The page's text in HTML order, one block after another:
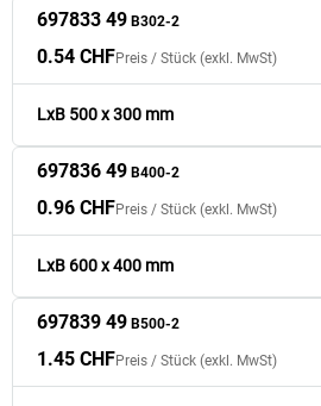
697833 49 B302-2
0.54 CHF
697839 49 B500-2
1.45 CHF
697842 49 B601-2 600
2.19 CHF
B602-2
2.49 CHF
B111-2
5.39 CHF
697833 49 B302-2
0.54 CHFPreis / Stück (exkl. MwSt)
LxB 500 x 300 mm
697836 49 B400-2
0.96 CHFPreis / Stück (exkl. MwSt)
LxB 600 x 400 mm
697839 49 B500-2
1.45 CHFPreis / Stück (exkl. MwSt)